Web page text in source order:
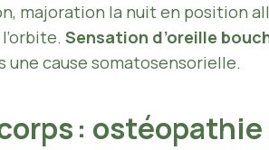
majoration la nuit en position
Sensation d’oreille
cause somatosensorielle.
: